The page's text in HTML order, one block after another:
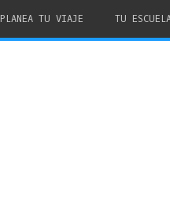
PLANEA TU VIAJE TU